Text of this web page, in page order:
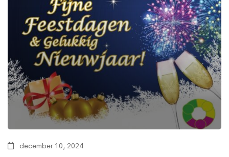
december 10, 2024